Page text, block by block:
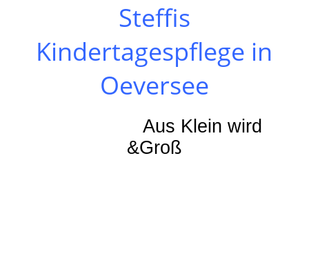
Steffis
Kindertagespflege in
Oeversee
Aus Klein wird
&Groß